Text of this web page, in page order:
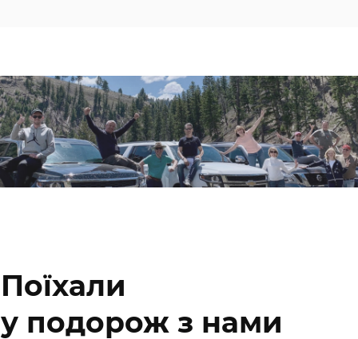
Поїхали
у подорож з нами